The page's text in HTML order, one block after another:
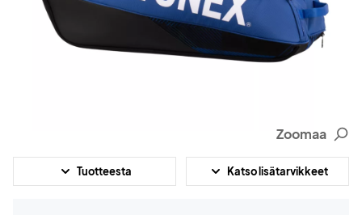
Zoomaa
Tuotteesta Katso lisätarvikkeet